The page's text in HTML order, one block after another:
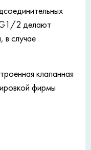
G1/2 делают
в случае
клапанная
фирмы